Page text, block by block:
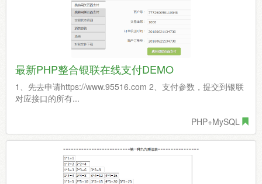
最新PHP整合银联在线支付DEMO
1、先去申请https://www.95516.com 2、支付参数，提交到银联
对应接口的所有...
PHP+MySQL